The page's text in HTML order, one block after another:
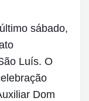
sábado,
Luís. O
Dom